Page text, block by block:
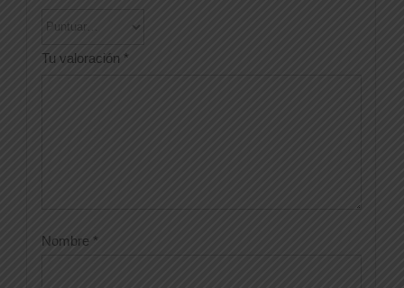
Tu valoración *
Nombre *